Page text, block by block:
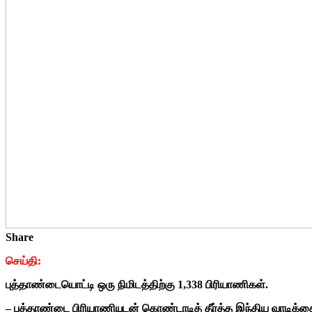
Share
செய்தி:
புத்தாண்டையொட்டி ஒரு நிமிடத்திற்கு 1,338 பிரியாணிகள்.
– புத்தாண்டை பிரியாணியுடன் கொண்டாடித் தீர்த்த இந்திய